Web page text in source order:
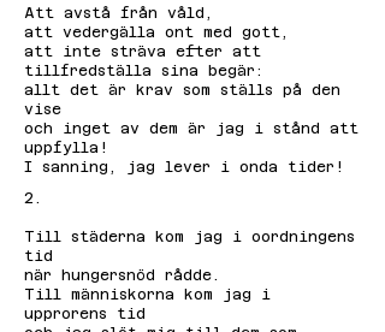
Att avstå från våld,
att vedergälla ont med gott,
att inte sträva efter att
tillfredställa sina begär:
allt det är krav som ställs på den
vise
och inget av dem är jag i stånd att
uppfylla!
I sanning, jag lever i onda tider!
2.
Till städerna kom jag i oordningens
tid
när hungersnöd rådde.
Till människorna kom jag i
upprorens tid